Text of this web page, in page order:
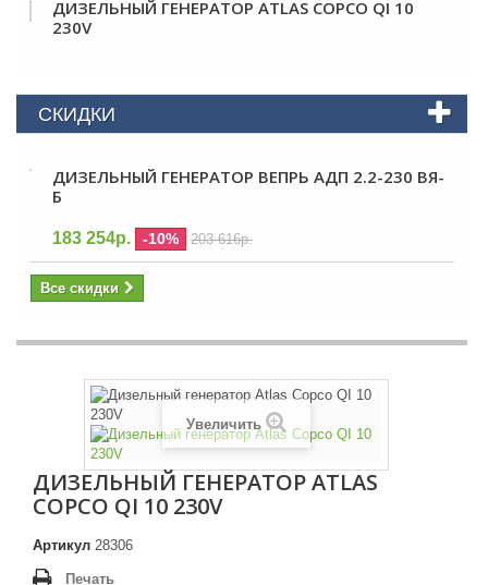
ДИЗЕЛЬНЫЙ ГЕНЕРАТОР ATLAS COPCO QI 10
230V
СКИДКИ
ДИЗЕЛЬНЫЙ ГЕНЕРАТОР ВЕПРЬ АДП 2.2-230 ВЯ-
Б
183 254р. -10% 203 616р.
Все скидки
Увеличить
ДИЗЕЛЬНЫЙ ГЕНЕРАТОР ATLAS
COPCO QI 10 230V
Артикул 28306
Печать